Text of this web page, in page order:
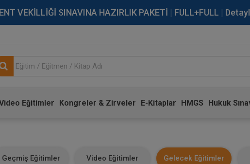
VEKİLLİĞİ SINAVINA HAZIRLIK PAKETİ | FULL+FULL |
Eğitimler Kongreler & Zirveler E-Kitaplar HMGS Hukuk
Geçmiş Eğitimler Video Eğitimler Gelecek Eğitimler